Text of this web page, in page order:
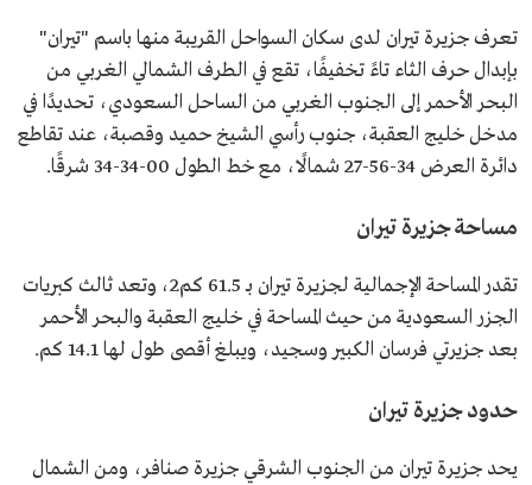
تعرف جزيرة تيران لدى سكان السواحل القريبة منها باسم "تيران"
بإبدال حرف الثاء تاءً تخفيفًا، تقع في الطرف الشمالي الغربي من
البحر الأحمر إلى الجنوب الغربي من الساحل السعودي، تحديدًا في
مدخل خليج العقبة، جنوب رأسي الشيخ حميد وقصبة، عند تقاطع
دائرة العرض 34-56-27 شمالًا، مع خط الطول 00-34-34 شرقًا.
مساحة جزيرة تيران
تقدر المساحة الإجمالية لجزيرة تيران بـ 61.5 كم2، وتعد ثالث كبريات
الجزر السعودية من حيث المساحة في خليج العقبة والبحر الأحمر
بعد جزيرتي فرسان الكبير وسجيد، ويبلغ أقصى طول لها 14.1 كم.
حدود جزيرة تيران
يحد جزيرة تيران من الجنوب الشرقي جزيرة صنافر، ومن الشمال